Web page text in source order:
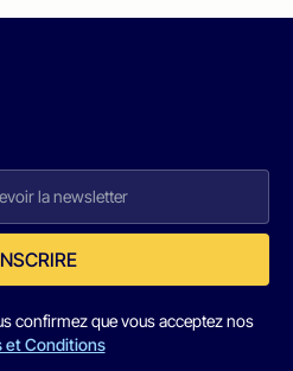
confirmez que vous acceptez nos
et Conditions